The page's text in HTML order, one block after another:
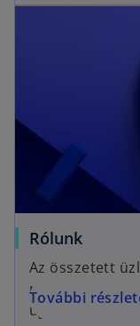
Rólunk
Az összetett
praktikus
ügyfeleinket.
További